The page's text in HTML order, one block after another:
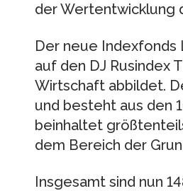
der Wertentwicklung
Der neue Indexfonds
auf den DJ Rusindex
Wirtschaft abbildet.
und besteht aus den
beinhaltet
dem Bereich der
Insgesamt sind nun